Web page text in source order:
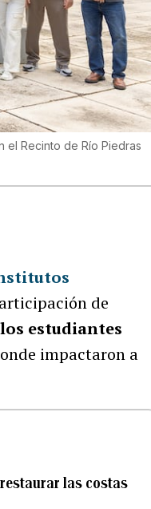
el Recinto de Río Piedras
de
estudiantes
impactaron a
las costas